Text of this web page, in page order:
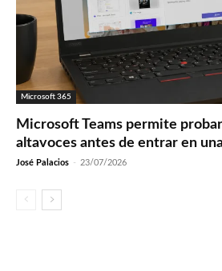
Microsoft 365
Microsoft Teams permite
altavoces antes de entrar en
José Palacios - 23/07/2026